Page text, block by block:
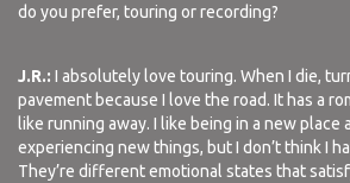
do you prefer, touring or recording?
J.R.: I absolutely love touring. When I die,
pavement because I love the road. It has a
like running away. I like being in a new place
experiencing new things, but I don’t think I
They’re different emotional states that